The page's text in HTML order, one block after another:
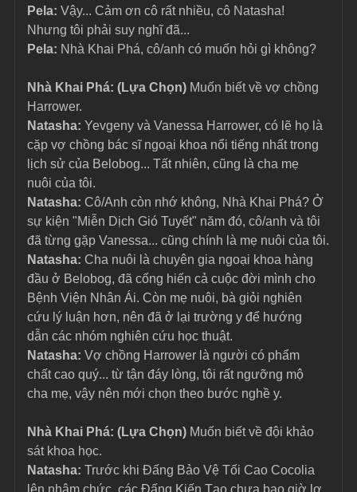
Pela: Vậy... Cảm ơn cô rất nhiều, cô Natasha!
Nhưng tôi phải suy nghĩ đã...
Pela: Nhà Khai Phá, cô/anh có muốn hỏi gì không?
Nhà Khai Phá: (Lựa Chọn) Muốn biết về vợ chồng
Harrower.
Natasha: Yevgeny và Vanessa Harrower, có lẽ họ là
cặp vợ chồng bác sĩ ngoại khoa nổi tiếng nhất trong
lịch sử của Belobog... Tất nhiên, cũng là cha mẹ
nuôi của tôi.
Natasha: Cô/Anh còn nhớ không, Nhà Khai Phá? Ở
sự kiện "Miễn Dịch Gió Tuyết" năm đó, cô/anh và tôi
đã từng gặp Vanessa... cũng chính là mẹ nuôi của tôi.
Natasha: Cha nuôi là chuyên gia ngoại khoa hàng
đầu ở Belobog, đã cống hiến cả cuộc đời mình cho
Bệnh Viện Nhân Ái. Còn mẹ nuôi, bà giỏi nghiên
cứu lý luận hơn, nên đã ở lại trường y để hướng
dẫn các nhóm nghiên cứu học thuật.
Natasha: Vợ chồng Harrower là người có phẩm
chất cao quý... từ tận đáy lòng, tôi rất ngưỡng mộ
cha mẹ, vậy nên mới chọn theo bước nghề y.
Nhà Khai Phá: (Lựa Chọn) Muốn biết về đội khảo
sát khoa học.
Natasha: Trước khi Đấng Bảo Vệ Tối Cao Cocolia